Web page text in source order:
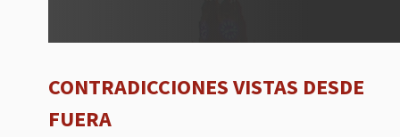
CONTRADICCIONES VISTAS DESDE
FUERA